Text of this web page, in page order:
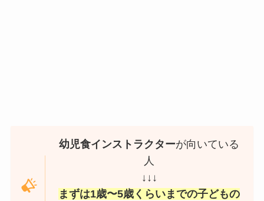
幼児食インストラクターが向いている
人
↓↓↓
まずは1歳〜5歳くらいまでの子どもの